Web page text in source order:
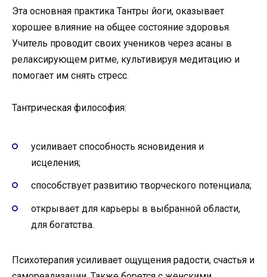
Эта основная практика Тантры йоги, оказывает
хорошее влияние на общее состояние здоровья.
Учитель проводит своих учеников через асаны в
релаксирующем ритме, культивируя медитацию и
помогает им снять стресс.
Тантрическая философия:
усиливает способность ясновидения и
исцеления;
способствует развитию творческого потенциала;
открывает для карьеры в выбранной области,
для богатства.
Психотерапия усиливает ощущения радости, счастья и